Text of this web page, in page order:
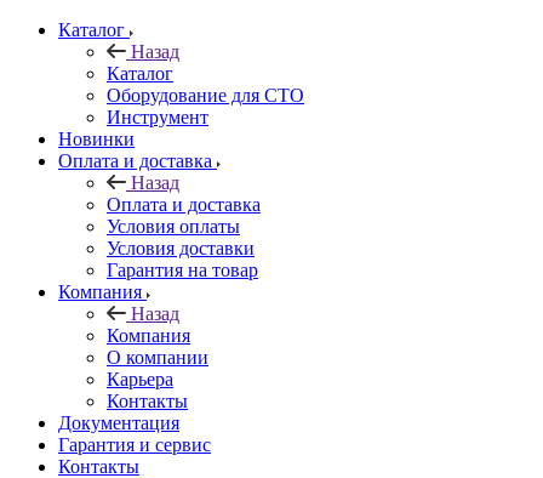
Каталог
Назад
Каталог
Оборудование для СТО
Инструмент
Новинки
Оплата и доставка
Назад
Оплата и доставка
Условия оплаты
Условия доставки
Гарантия на товар
Компания
Назад
Компания
О компании
Карьера
Контакты
Документация
Гарантия и сервис
Контакты